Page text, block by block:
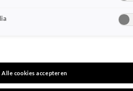
Dop-winnares
fors budget
Alle cookies accepteren